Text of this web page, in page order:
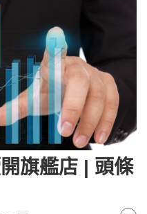
旗艦店 | 頭條